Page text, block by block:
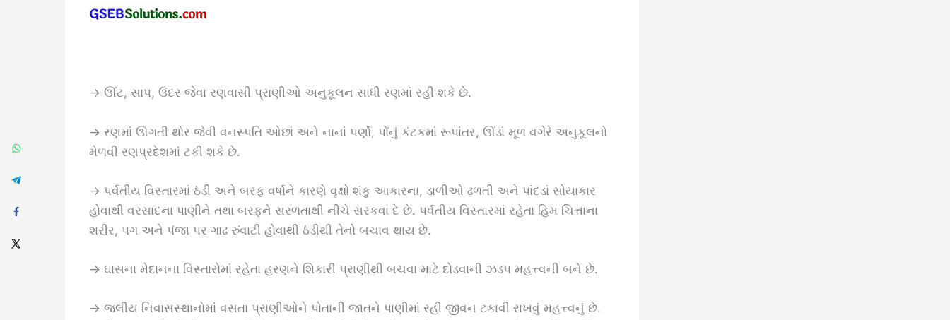
→ ઊંટ, સાપ, ઉંદર જેવા રણવાસી પ્રાણીઓ અનુકૂલન સાધી રણમાં રહી શકે છે.
→ રણમાં ઊગતી થોર જેવી વનસ્પતિ ઓછાં અને નાનાં પર્ણો, પોંનું કંટકમાં રૂપાંતર, ઊંડાં મૂળ વગેરે અનુકૂલનો
મેળવી રણપ્રદેશમાં ટકી શકે છે.
→ પર્વતીય વિસ્તારમાં ઠંડી અને બરફ વર્ષાને કારણે વૃક્ષો શંકુ આકારના, ડાળીઓ ઢળતી અને પાંદડાં સોયાકાર
હોવાથી વરસાદના પાણીને તથા બરફને સરળતાથી નીચે સરકવા દે છે. પર્વતીય વિસ્તારમાં રહેતા હિમ ચિત્તાના
શરીર, પગ અને પંજા પર ગાઢ રુંવાટી હોવાથી ઠંડીથી તેનો બચાવ થાય છે.
→ ઘાસના મેદાનના વિસ્તારોમાં રહેતા હરણને શિકારી પ્રાણીથી બચવા માટે દોડવાની ઝડપ મહત્ત્વની બને છે.
→ જલીય નિવાસસ્થાનોમાં વસતા પ્રાણીઓને પોતાની જાતને પાણીમાં રહી જીવન ટકાવી રાખવું મહત્ત્વનું છે.